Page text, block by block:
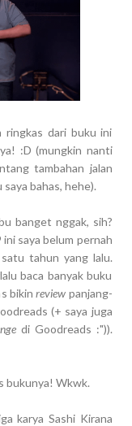
ringkas dari buku ini
:D (mungkin nanti
tambahan jalan
bahas, hehe).
banget nggak, sih?
ini saya belum pernah
tahun yang lalu.
baca banyak buku
bikinreview panjang-
(+ saya juga
di Goodreads :")).
bukunya! Wkwk.
karya Sashi Kirana